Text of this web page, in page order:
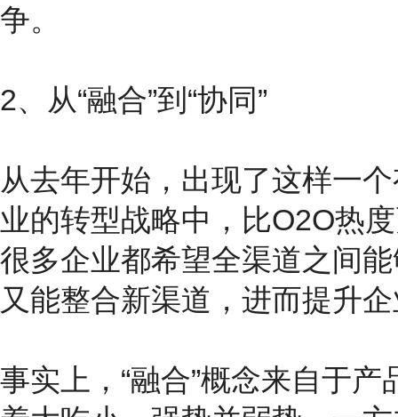
争。
2、从“融合”到“协同”
从去年开始，出现了这样一
业的转型战略中，比O2O热
很多企业都希望全渠道之间
又能整合新渠道，进而提升
事实上，“融合”概念来自于